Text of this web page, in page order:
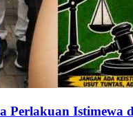
Istimewa